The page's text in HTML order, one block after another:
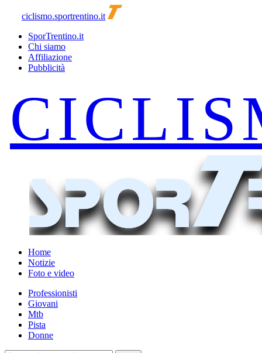
ciclismo.sportrentino.it
SporTrentino.it
Chi siamo
Affiliazione
Pubblicità
Home
Notizie
Foto e video
Professionisti
Giovani
Mtb
Pista
Donne